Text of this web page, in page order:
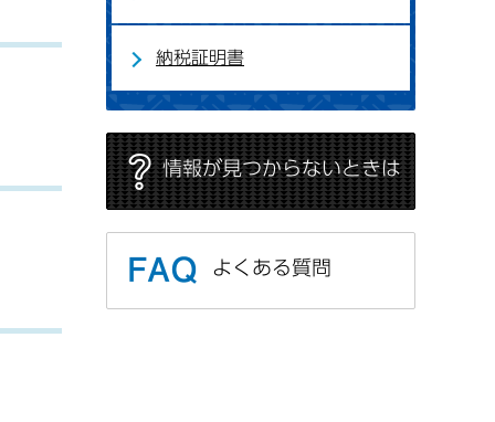
納税証明書
情報が見つからないときは
よくある質問